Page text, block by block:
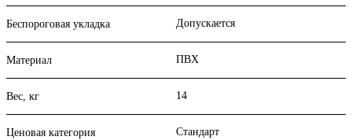
Беспороговая укладка Допускается
Материал ПВХ
Вес, кг 14
Ценовая категория Стандарт